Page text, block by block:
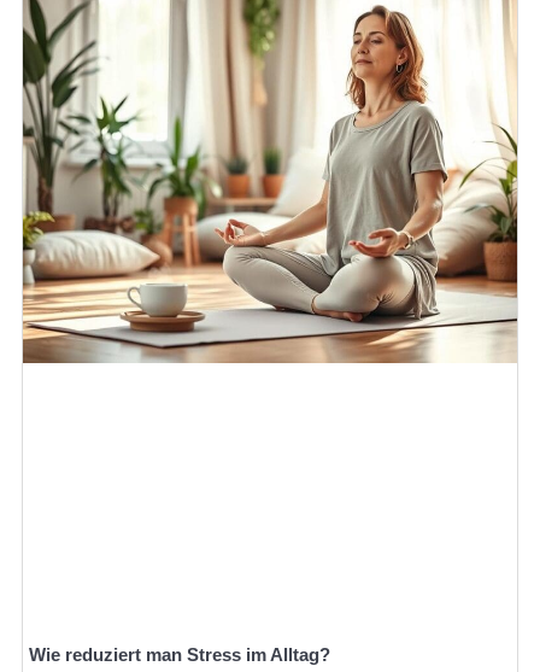
Wie reduziert man Stress im Alltag?